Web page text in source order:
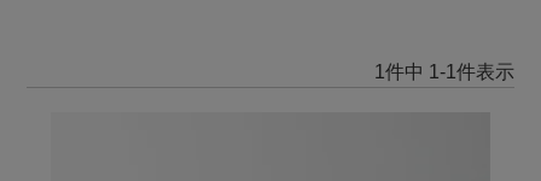
1 件中 1 -1 件表示